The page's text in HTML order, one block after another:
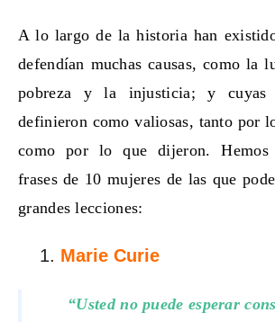
A lo largo de la historia han existido
defendían muchas causas, como la
pobreza y la injusticia; y cuyas
definieron como valiosas, tanto por
como por lo que dijeron. Hemos
frases de 10 mujeres de las que
grandes lecciones:
Marie Curie
“Usted no puede esperar